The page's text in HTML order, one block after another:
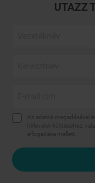
UTAZZ